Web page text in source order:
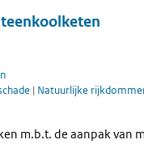
| Natuurlijke
m.b.t. de aanpak van